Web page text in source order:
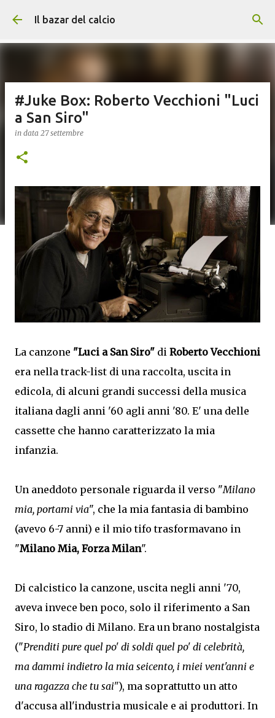
Passa ai contenuti principali
Il bazar del calcio
#Juke Box: Roberto Vecchioni "Luci
a San Siro"
in data 27 settembre
La canzone "Luci a San Siro" di Roberto Vecchioni
era nella track-list di una raccolta, uscita in
edicola, di alcuni grandi successi della musica
italiana dagli anni '60 agli anni '80. E' una delle
cassette che hanno caratterizzato la mia
infanzia.
Un aneddoto personale riguarda il verso "Milano
mia, portami via", che la mia fantasia di bambino
(avevo 6-7 anni) e il mio tifo trasformavano in
"Milano Mia, Forza Milan".
Di calcistico la canzone, uscita negli anni '70,
aveva invece ben poco, solo il riferimento a San
Siro, lo stadio di Milano. Era un brano nostalgista
("Prenditi pure quel po' di soldi quel po' di celebrità,
ma dammi indietro la mia seicento, i miei vent'anni e
una ragazza che tu sai"), ma soprattutto un atto
d'accusa all'industria musicale e ai produttori. In